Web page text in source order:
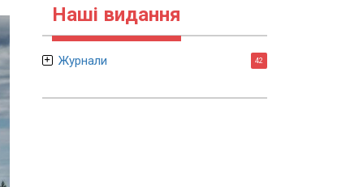
Наші видання
Журнали 42